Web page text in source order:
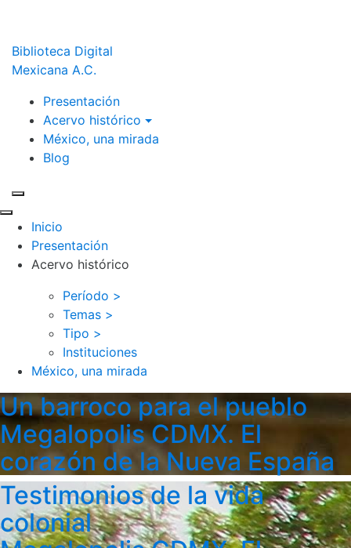
Biblioteca Digital
Mexicana A.C.
Presentación
Acervo histórico
México, una mirada
Blog
Inicio
Presentación
Acervo histórico
Período >
Temas >
Tipo >
Instituciones
México, una mirada
Un barroco para el pueblo
Megalopolis CDMX. El
corazón de la Nueva España
Testimonios de la vida
colonial